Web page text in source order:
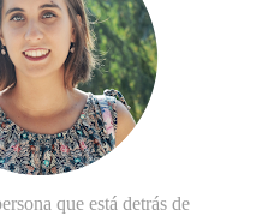
que está detrás de